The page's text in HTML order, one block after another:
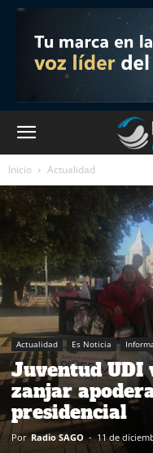
Inicio Actualidad
Actualidad Es Noticia
Juventud UDI
zanjar
presidencial
Por Radio SAGO - 11 de